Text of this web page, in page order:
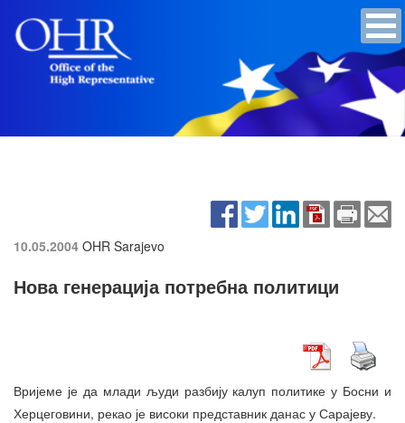
10.05.2004 OHR Sarajevo
Нова генерација потребна политици
Вријеме је да млади људи разбију калуп политике у Босни и
Херцеговини, рекао је високи представник данас у Сарајеву.